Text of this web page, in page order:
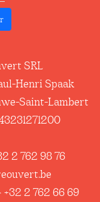
SRL
Henri Spaak
Saint-Lambert
2 762 98 76
+32 2 762 66 69